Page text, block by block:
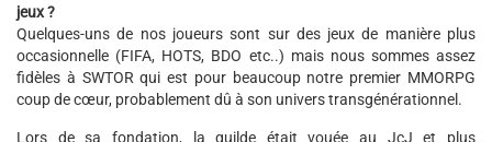
jeux ?
Quelques-uns de nos joueurs sont sur des jeux de manière plus
occasionnelle (FIFA, HOTS, BDO etc..) mais nous sommes assez
fidèles à SWTOR qui est pour beaucoup notre premier MMORPG
coup de cœur, probablement dû à son univers transgénérationnel.
Lors de sa fondation, la guilde était vouée au JcJ et plus